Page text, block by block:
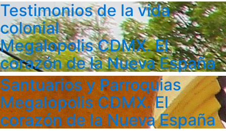
Testimonios de la vida
colonial
Megalopolis CDMX. El
corazón de la Nueva España
Santuarios y Parroquias
Megalopolis CDMX. El
corazón de la Nueva España